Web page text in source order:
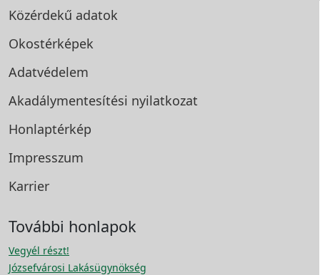
Közérdekű adatok
Okostérképek
Adatvédelem
Akadálymentesítési nyilatkozat
Honlaptérkép
Impresszum
Karrier
További honlapok
Vegyél részt!
Józsefvárosi Lakásügynökség